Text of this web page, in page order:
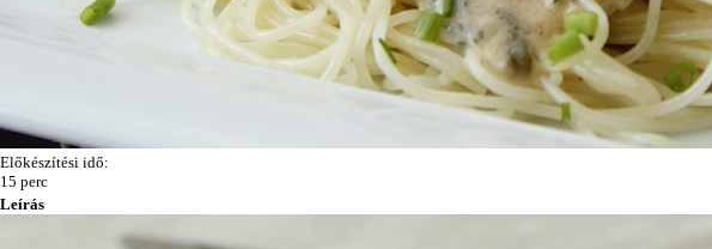
Előkészítési idő:
15 perc
Leírás